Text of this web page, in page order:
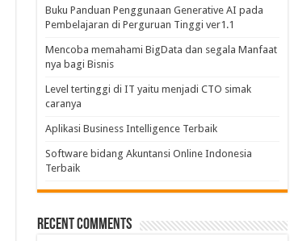
Buku Panduan Penggunaan Generative AI pada
Pembelajaran di Perguruan Tinggi ver1.1
Mencoba memahami BigData dan segala Manfaat
nya bagi Bisnis
Level tertinggi di IT yaitu menjadi CTO simak
caranya
Aplikasi Business Intelligence Terbaik
Software bidang Akuntansi Online Indonesia
Terbaik
Recent Comments